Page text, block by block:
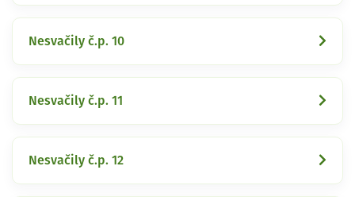
Nesvačily č.p. 10
Nesvačily č.p. 11
Nesvačily č.p. 12